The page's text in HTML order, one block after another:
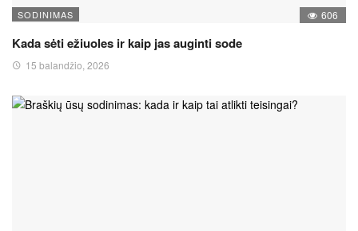
SODINIMAS 606
Kada sėti ežiuoles ir kaip jas auginti sode
15 balandžio, 2026